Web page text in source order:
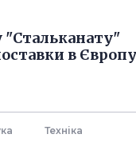
"Стальканату"
в
Технiка